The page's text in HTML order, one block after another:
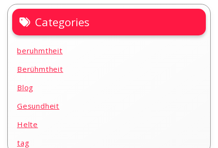
Categories
beruhmtheit
Berühmtheit
Blog
Gesundheit
Helte
tag